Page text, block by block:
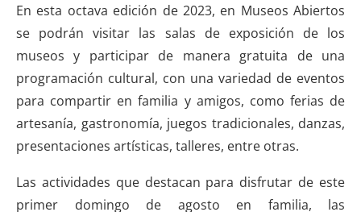
En esta octava edición de 2023, en Museos Abiertos
se podrán visitar las salas de exposición de los
museos y participar de manera gratuita de una
programación cultural, con una variedad de eventos
para compartir en familia y amigos, como ferias de
artesanía, gastronomía, juegos tradicionales, danzas,
presentaciones artísticas, talleres, entre otras.
Las actividades que destacan para disfrutar de este
primer domingo de agosto en familia, las